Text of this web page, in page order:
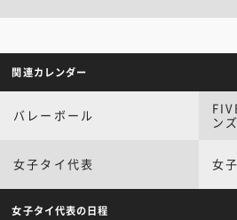
関連カレンダー
バレーボール
ン
女子タイ代表 女
女子タイ代表の日程